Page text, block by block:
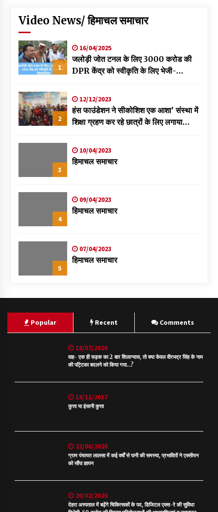
Video News/ हिमाचल समाचार
1
16/04/2025
जलोड़ी जोत टनल के लिए 3000 करोड की
DPR केंद्र को स्वीकृति के लिए भेजी-
2
12/12/2023
हंस फाउंडेशन ने सीकोशिश एक आशा’ संस्था में
शिक्षा ग्रहण कर रहे छात्रों के लिए लगाया
3
10/04/2023
हिमाचल समाचार
4
09/04/2023
हिमाचल समाचार
5
07/04/2023
हिमाचल समाचार
Popular Recent Comments
18/07/2020
वाह- एक ही सड़क का 2 बार शिलान्यास, तो क्या केवल वीरभद्र सिंह के नाम
की पट्टिका बदलने को किया गया…?
19/11/2017
कुत्ता या इंसानी कुत्ता
22/06/2020
ग्राम पंचायत लालसा में कई वर्षों से पानी की समस्या, प्रभावितों ने एक्सीयन
को सौंपा ज्ञापन
20/02/2020
देहरा अस्पताल में बढ़ेंगे चिकित्सकों के पद, डिजिटल एक्स-रे की सुविधा